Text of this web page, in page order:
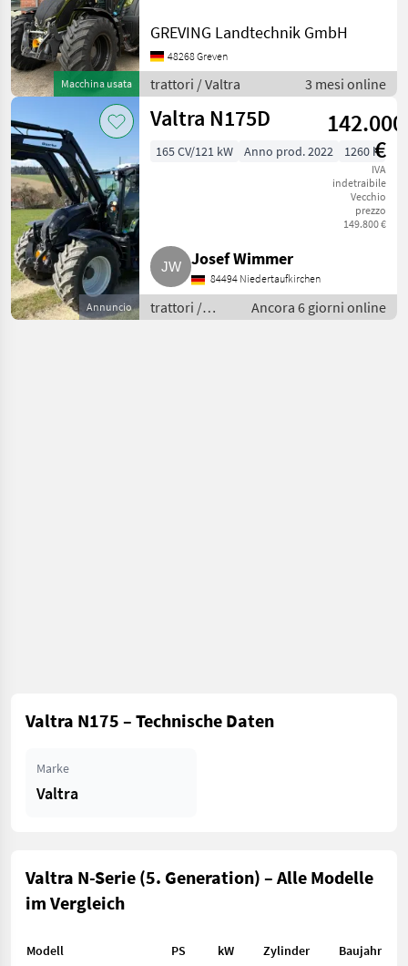
Macchina usata
Alö Frontlader G5s
Fronthydraulik
Frontzapfwelle 5x DW
hinten 650/65R38
Trelleborg 540/65R
GREVING Landtechnik GmbH
48268 Greven
trattori / Valtra 3 mesi online
Annuncio
Valtra N175D
142.000
€
IVA
indetraibile
Vecchio
prezzo
149.800 €
165 CV/121 kW Anno prod. 2022 1260 h
Josef Wimmer
84494 Niedertaufkirchen
trattori /
Trattori
Ancora 6 giorni online
Valtra N175 – Technische Daten
Marke
Valtra
Valtra N-Serie (5. Generation) – Alle Modelle
im Vergleich
Modell PS kW Zylinder Baujahr